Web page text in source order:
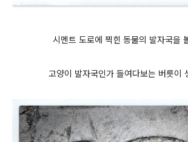
시멘트 도로에 찍힌 동물의 발자국을
고양이 발자국인가 들여다보는 버릇이